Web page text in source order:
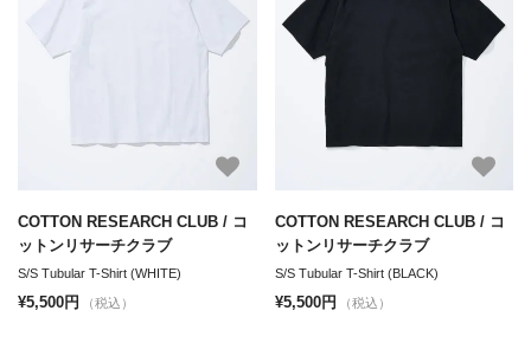
COTTON RESEARCH CLUB / コ
ットンリサーチクラブ
S/S Tubular T-Shirt (WHITE)
¥5,500円 （税込）
COTTON RESEARCH CLUB / コ
ットンリサーチクラブ
S/S Tubular T-Shirt (BLACK)
¥5,500円 （税込）